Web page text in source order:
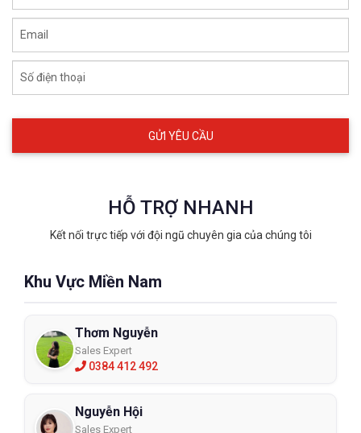
Email
Số điện thoại
HỖ TRỢ NHANH
Kết nối trực tiếp với đội ngũ chuyên gia của chúng tôi
Khu Vực Miền Nam
Thơm Nguyễn
Sales Expert
0384 412 492
Nguyễn Hội
Sales Expert